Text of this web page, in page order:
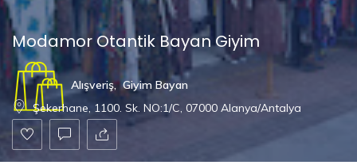
Modamor Otantik Bayan Giyim
Alışveriş, Giyim Bayan
Şekerhane, 1100. Sk. NO:1/C, 07000 Alanya/Antalya